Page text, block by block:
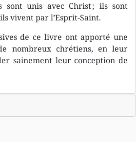
sont unis avec Christ ; ils sont
vivent par l’Esprit-Saint.
de ce livre ont apporté une
nombreux chrétiens, en leur
sainement leur conception de